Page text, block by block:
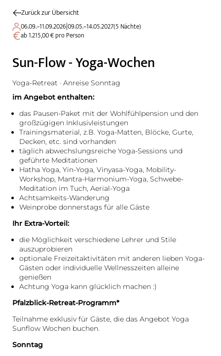
Zurück zur Übersicht
06.09.–11.09.2026|09.05.–14.05.2027(5 Nächte)
ab 1.215,00 € pro Person
Sun-Flow - Yoga-Wochen
Yoga-Retreat · Anreise Sonntag
im Angebot enthalten:
das Pausen-Paket mit der Wohlfühlpension und den
großzügigen Inklusivleistungen
Trainingsmaterial, z.B. Yoga-Matten, Blöcke, Gurte,
Decken, etc. sind vorhanden
täglich abwechslungsreiche Yoga-Sessions und
geführte Meditationen
Hatha Yoga, Yin-Yoga, Vinyasa-Yoga, Mobility-
Workshop, Mantra-Harmonium-Yoga, Schwebe-
Meditation im Tuch, Aerial-Yoga
Achtsamkeits-Wanderung
Weinprobe donnerstags für alle Gäste
Ihr Extra-Vorteil:
die Möglichkeit verschiedene Lehrer und Stile
auszuprobieren
optionale Freizeitaktivitäten mit anderen lieben Yoga-
Gästen oder individuelle Wellnesszeiten alleine
genießen
Achtung Yoga kann glücklich machen :)
Pfalzblick-Retreat-Programm*
Teilnahme exklusiv für Gäste, die das Angebot Yoga
Sunflow Wochen buchen.
Sonntag